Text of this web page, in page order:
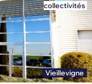
Vieillevigne
collectivités